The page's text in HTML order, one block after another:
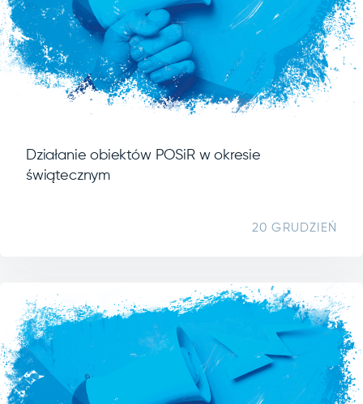
Działanie obiektów POSiR w okresie
świątecznym
20 GRUDZIEŃ